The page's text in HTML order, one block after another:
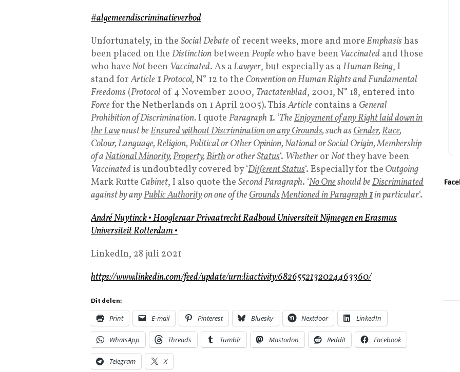
#algemeendiscriminatieverbod
Unfortunately, in the Social Debate of recent weeks, more and moreEmphasishas
been placed on the Distinctionbetween Peoplewho have been Vaccinated and those
who haveNotbeen Vaccinated. As aLawyer, but especially as a Human Being, I
stand forArticle 1Protocol,N° 12 to the Convention on Human Rights and Fundamental
Freedoms (Protocol of 4 November 2000, Tractatenblad, 2001, N° 18, entered into
Forcefor the Netherlands on 1 April 2005). ThisArticle contains a General
Prohibition of Discrimination.I quote Paragraph 1. ‘TheEnjoyment of any Right laid down in
the Lawmust beEnsured without Discrimination on any Grounds, such asGender,Race,
Colour,Language,Religion, Political orOther Opinion,NationalorSocial Origin,Membership
of aNational Minority,Property,Birthor other Status‘. Whether or Notthey have been
Vaccinated is undoubtedly covered by ‘Different Status‘. Especially for the Outgoing
Mark Rutte Cabinet, I also quote the Second Paragraph. ‘No Oneshould beDiscriminated
against by anyPublic Authorityon one of theGroundsMentioned in Paragraph1in particular‘.
André Nuytinck•Hoogleraar PrivaatrechtRadboud UniversiteitNijmegen enErasmus
UniversiteitRotterdam•
LinkedIn, 28 juli 2021
https://www.linkedin.com/feed/update/urn:li:activity:6826552132024463360/
Dit delen:
Print E-mail Pinterest Bluesky Nextdoor LinkedIn
WhatsApp Threads Tumblr Mastodon Reddit Facebook
Telegram X